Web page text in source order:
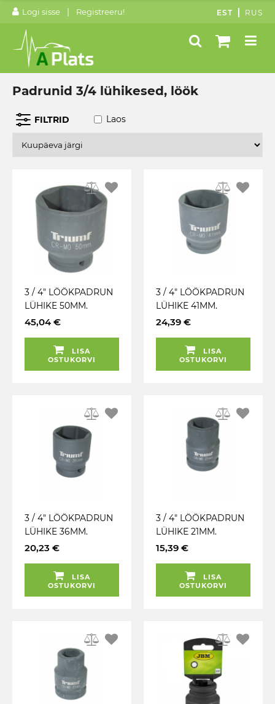
Logi sisse | Registreeru! EST RUS
Padrunid 3/4 lühikesed, löök
FILTRID Laos
3 / 4" LÖÖKPADRUN
LÜHIKE 50MM.
TRIUMF
45,04 €
LISA
OSTUKORVI
3 / 4" LÖÖKPADRUN
LÜHIKE 41MM.
TRIUMF
24,39 €
LISA
OSTUKORVI
3 / 4" LÖÖKPADRUN
LÜHIKE 36MM.
TRIUMF
20,23 €
LISA
OSTUKORVI
3 / 4" LÖÖKPADRUN
LÜHIKE 21MM.
TRIUMF
15,39 €
LISA
OSTUKORVI